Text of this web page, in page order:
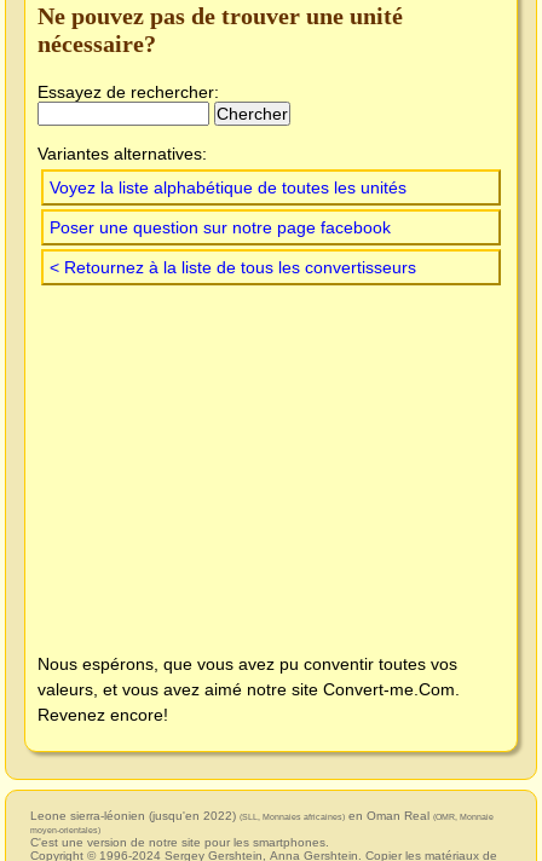
Ne pouvez pas de trouver une unité
nécessaire?
Essayez de rechercher:
Variantes alternatives:
Voyez la liste alphabétique de toutes les unités
Poser une question sur notre page facebook
< Retournez à la liste de tous les convertisseurs
Nous espérons, que vous avez pu conventir toutes vos
valeurs, et vous avez aimé notre site Convert-me.Com
Revenez encore!
Leone sierra-léonien (jusqu'en 2022) (SLL, Monnaies africaines) en Oman Real (OMR, Monnaie
moyen-orientales)
C'est une version de notre site pour les smartphones.
Copyright © 1996-2024 Sergey Gershtein Anna Gershtein . Copier les matériaux de